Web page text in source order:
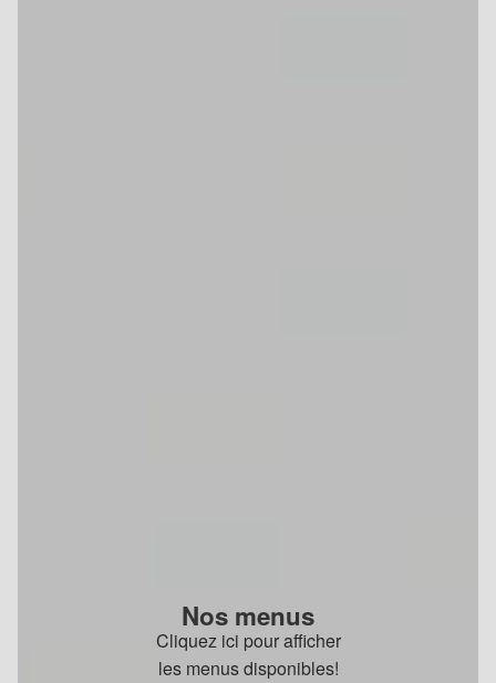
Nos menus
Cliquez ici pour afficher
les menus disponibles!